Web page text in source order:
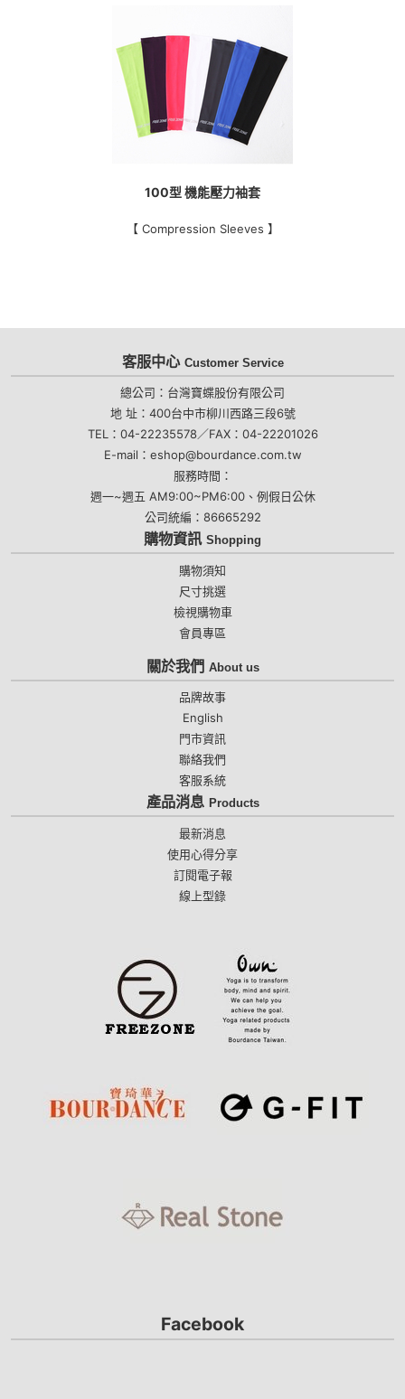
100型 機能壓力袖套
【 Compression Sleeves 】
客服中心 Customer Service
總公司：台灣寶蝶股份有限公司
地 址：400台中市柳川西路三段6號
TEL：04-22235578／FAX：04-22201026
E-mail：eshop@bourdance.com.tw
服務時間：
週一~週五 AM9:00~PM6:00、例假日公休
公司統編：86665292
購物資訊 Shopping
購物須知
尺寸挑選
檢視購物車
會員專區
關於我們 About us
品牌故事
English
門市資訊
聯絡我們
客服系統
產品消息 Products
最新消息
使用心得分享
訂閱電子報
線上型錄
Facebook